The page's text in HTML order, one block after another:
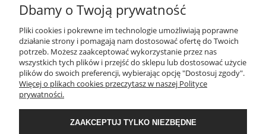
INFORMACJE
O NAS
Dbamy o Twoją prywatność
Pliki cookies i pokrewne im technologie umożliwiają poprawne
działanie strony i pomagają nam dostosować ofertę do Twoich
potrzeb. Możesz zaakceptować wykorzystanie przez nas
wszystkich tych plików i przejść do sklepu lub dostosować użycie
plików do swoich preferencji, wybierając opcję "Dostosuj zgody".
Więcej o plikach cookies przeczytasz w naszej Polityce
prywatności.
ZAAKCEPTUJ TYLKO NIEZBĘDNE